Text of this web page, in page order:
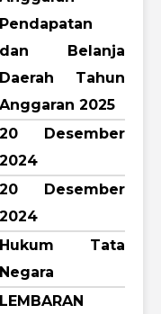
Pendapatan
dan Belanja
Daerah Tahun
Anggaran 2025
20 Desember
2024
20 Desember
2024
Hukum Tata
Negara
LEMBARAN